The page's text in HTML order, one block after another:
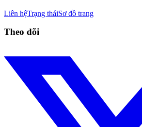
Liên hệTrạng tháiSơ đồ trang
Theo dõi